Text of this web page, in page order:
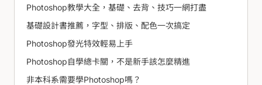
Photoshop教學大全，基礎、去背、技巧一網打盡
基礎設計書推薦，字型、排版、配色一次搞定
Photoshop發光特效輕易上手
Photoshop自學總卡關，不是新手該怎麼精進
非本科系需要學Photoshop嗎？